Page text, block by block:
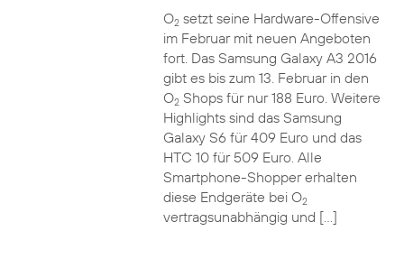
O2setzt seine Hardware-Offensive
im Februar mit neuen Angeboten
fort. Das Samsung Galaxy A3 2016
gibt es bis zum 13. Februar in den
O2Shops für nur 188 Euro. Weitere
Highlights sind das Samsung
Galaxy S6 für 409 Euro und das
HTC 10 für 509 Euro. Alle
Smartphone-Shopper erhalten
diese Endgeräte bei O2
vertragsunabhängig und […]